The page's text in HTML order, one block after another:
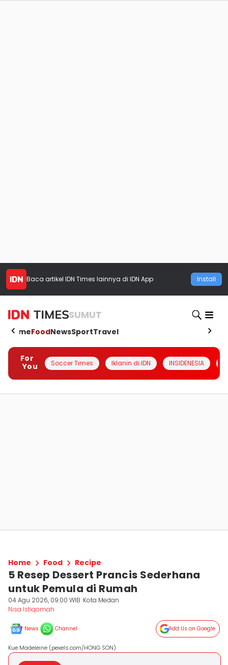
Baca artikel IDN Times lainnya di IDN App Install
SUMUT
HomeFoodNewsSportTravel
For
You
Soccer Times Iklanin di IDN INSIDENESIA
Home Food Recipe
5 Resep Dessert Prancis Sederhana
untuk Pemula di Rumah
04 Agu 2026, 09:00 WIB Kota Medan
Nisa Istiqomah
News Channel Add Us on Google
Kue Madeleine (pexels.com/HONG SON)